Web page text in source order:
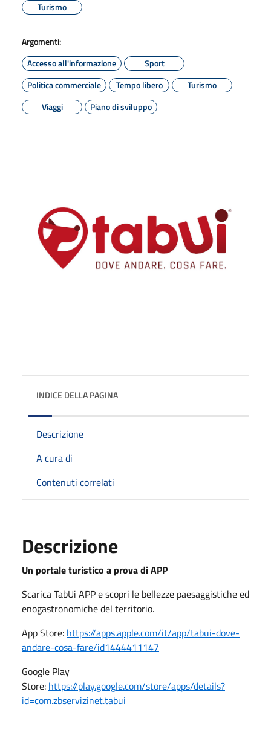
Turismo
Argomenti:
Accesso all'informazione
Sport
Politica commerciale
Tempo libero
Turismo
Viaggi
Piano di sviluppo
INDICE DELLA PAGINA
Descrizione
A cura di
Contenuti correlati
Descrizione
Un portale turistico a prova di APP
Scarica TabUi APP e scopri le bellezze paesaggistiche ed
enogastronomiche del territorio.
App Store: https://apps.apple.com/it/app/tabui-dove-
andare-cosa-fare/id1444411147
Google Play
Store: https://play.google.com/store/apps/details?
id=com.zbservizinet.tabui